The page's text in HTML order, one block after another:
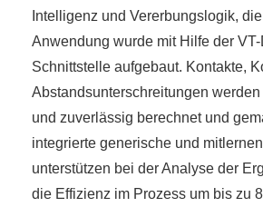
Intelligenz und Vererbungslogik,
Anwendung wurde mit Hilfe der
Schnittstelle aufgebaut. Kontakte,
Abstandsunterschreitungen werden
und zuverlässig berechnet und
integrierte generische und
unterstützen bei der Analyse der
die Effizienz im Prozess um bis zu